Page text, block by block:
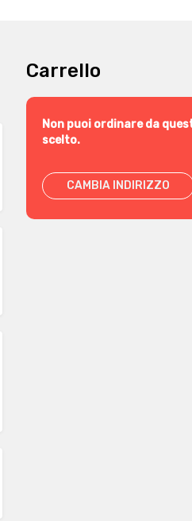
Carrello
Non puoi ordinare da
scelto.
CAMBIA INDIRIZZO